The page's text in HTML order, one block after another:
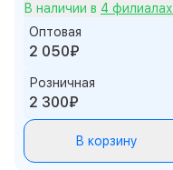
В наличии в 4 филиалах
Оптовая
2 050₽
Розничная
2 300₽
В корзину